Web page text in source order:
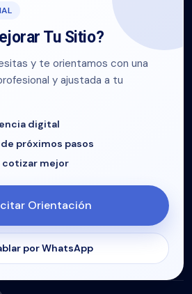
Tu Sitio?
y te orientamos con una
y ajustada a tu
digital
próximos pasos
cotizar mejor
Orientación
por WhatsApp